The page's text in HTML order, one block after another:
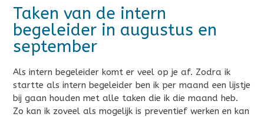
Taken van de intern
begeleider in augustus en
september
Als intern begeleider komt er veel op je af. Zodra ik
startte als intern begeleider ben ik per maand een lijstje
bij gaan houden met alle taken die ik die maand heb.
Zo kan ik zoveel als mogelijk is preventief werken en kan